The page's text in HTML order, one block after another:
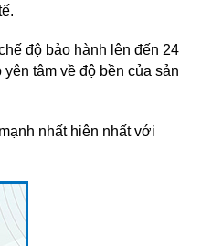
độ bảo hành lên đến 24
tâm về độ bền của sản
nhất hiên nhất với